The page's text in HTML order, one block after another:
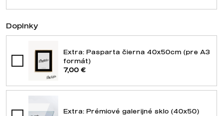
Doplnky
Extra: Pasparta čierna 40x50cm (pre A3
formát)
7,00 €
Extra: Prémiové galerijné sklo (40x50)